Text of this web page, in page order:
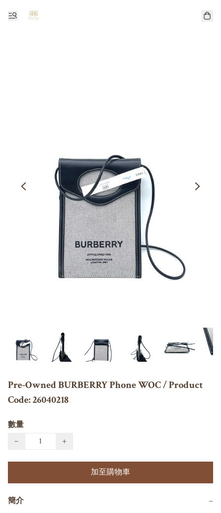
Pre-Owned BURBERRY Phone WOC / Product
Code: 26040218
數量
−
+
加至購物車
簡介 −